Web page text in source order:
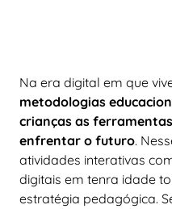
Na era digital em que
metodologias
crianças as
enfrentar o futuro.
atividades interativas
digitais em tenra idade
estratégia pedagógica.